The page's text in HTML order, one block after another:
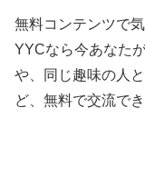
無料コンテンツで
YYCなら今あなた
や、同じ趣味の人
ど、無料で交流で